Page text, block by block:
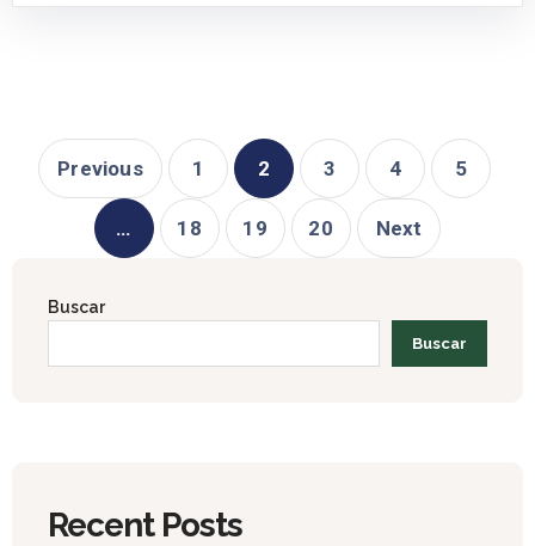
Previous 1 2 3 4 5
… 18 19 20 Next
Buscar
Buscar
Recent Posts